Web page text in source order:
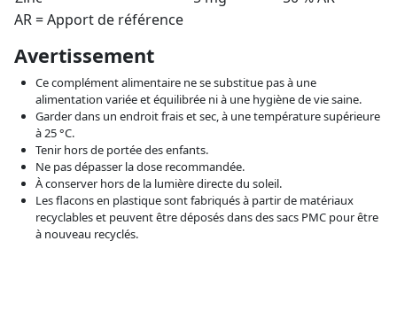
AR = Apport de référence
Avertissement
Ce complément alimentaire ne se substitue pas à une
alimentation variée et équilibrée ni à une hygiène de vie saine.
Garder dans un endroit frais et sec, à une température supérieure
à 25 °C.
Tenir hors de portée des enfants.
Ne pas dépasser la dose recommandée.
À conserver hors de la lumière directe du soleil.
Les flacons en plastique sont fabriqués à partir de matériaux
recyclables et peuvent être déposés dans des sacs PMC pour être
à nouveau recyclés.